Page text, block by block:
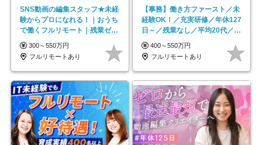
SNS動画の編集スタッフ★未経
験からプロになれる！｜おうち
で働くフルリモート｜残業ゼロ
で18時退勤◎
300～550万円
フルリモートあり
【事務】働き方ファースト／未
経験OK！／充実研修／年休127
日～／残業なし／平均20代／リ
モートOK
400～550万円
フルリモートあり